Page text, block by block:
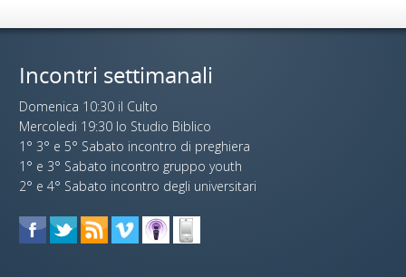
Incontri settimanali
Domenica 10:30 il Culto
Mercoledi 19:30 lo Studio Biblico
1° 3° e 5° Sabato incontro di preghiera
1° e 3° Sabato incontro gruppo youth
2° e 4° Sabato incontro degli universitari